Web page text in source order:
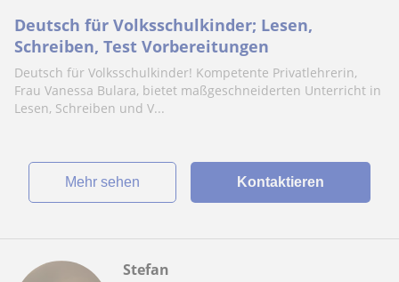
Deutsch für Volksschulkinder; Lesen,
Schreiben, Test Vorbereitungen
Deutsch für Volksschulkinder! Kompetente Privatlehrerin,
Frau Vanessa Bulara, bietet maßgeschneiderten Unterricht in
Lesen, Schreiben und V...
Mehr sehen Kontaktieren
Stefan